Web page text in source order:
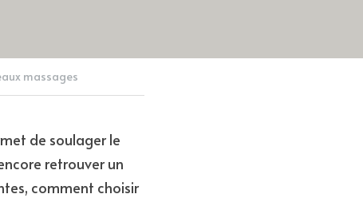
massages
de soulager le
retrouver un
comment choisir